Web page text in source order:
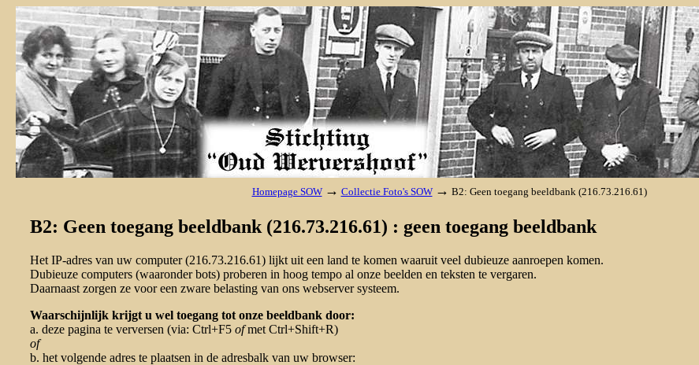
Homepage SOW → Collectie Foto's SOW → B2: Geen toegang beeldbank (216.73.216.61)
B2: Geen toegang beeldbank (216.73.216.61) : geen toegang beeldbank
Het IP-adres van uw computer (216.73.216.61) lijkt uit een land te komen waaruit veel dubieuze aanroepen komen.
Dubieuze computers (waaronder bots) proberen in hoog tempo al onze beelden en teksten te vergaren.
Daarnaast zorgen ze voor een zware belasting van ons webserver systeem.
Waarschijnlijk krijgt u wel toegang tot onze beeldbank door:
a. deze pagina te verversen (via: Ctrl+F5 ofmet Ctrl+Shift+R)
of
b. het volgende adres te plaatsen in de adresbalk van uw browser: